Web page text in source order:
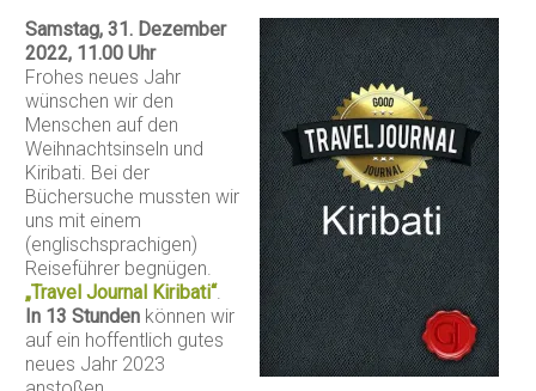
Samstag, 31. Dezember
2022, 11.00 Uhr
Frohes neues Jahr
wünschen wir den
Menschen auf den
Weihnachtsinseln und
Kiribati. Bei der
Büchersuche mussten wir
uns mit einem
(englischsprachigen)
Reiseführer begnügen.
„Travel Journal Kiribati“.
In 13 Stunden können wir
auf ein hoffentlich gutes
neues Jahr 2023